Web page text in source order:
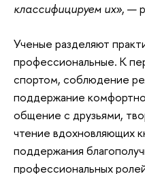
классифицируем их», —
Ученые разделяют
профессиональные. К
спортом, соблюдение
поддержание
общение с друзьями,
чтение вдохновляющих
поддержания
профессиональных